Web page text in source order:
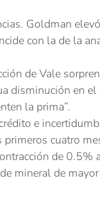
Goldman
con la de la
de Vale
disminución en
la prima”.
e
cuatro
de 0.5%
mineral de